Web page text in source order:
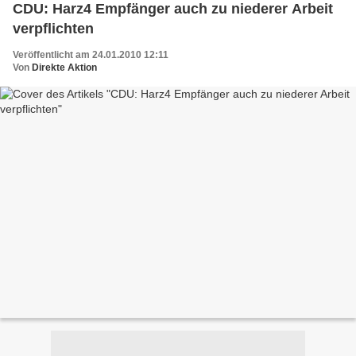
CDU: Harz4 Empfänger auch zu niederer Arbeit
verpflichten
Veröffentlicht am 24.01.2010 12:11
Von Direkte Aktion